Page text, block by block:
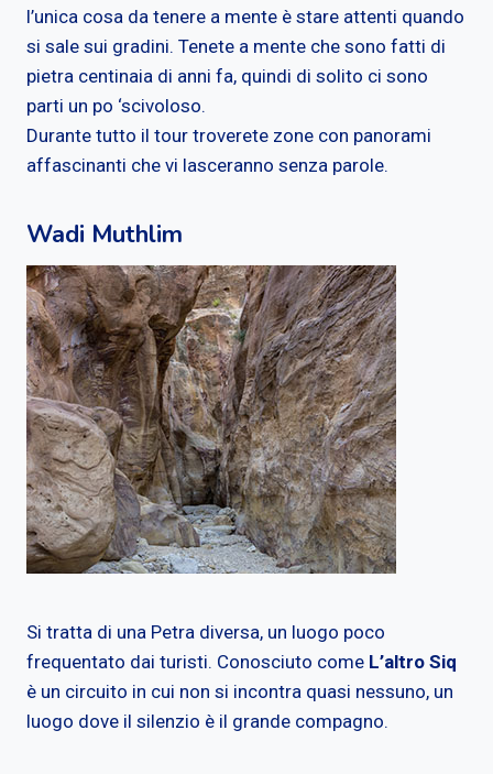
l’unica cosa da tenere a mente è stare attenti quando
si sale sui gradini. Tenete a mente che sono fatti di
pietra centinaia di anni fa, quindi di solito ci sono
parti un po ‘scivoloso.
Durante tutto il tour troverete zone con panorami
affascinanti che vi lasceranno senza parole.
Wadi Muthlim
Si tratta di una Petra diversa, un luogo poco
frequentato dai turisti. Conosciuto come L’altro Siq
è un circuito in cui non si incontra quasi nessuno, un
luogo dove il silenzio è il grande compagno.